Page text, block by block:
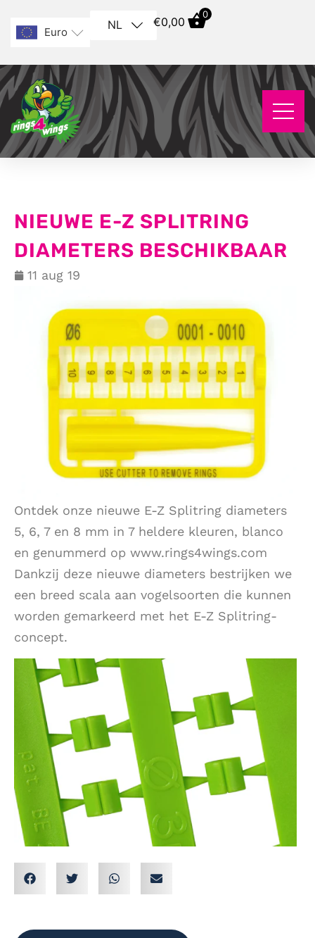
Euro
NL €0,00
0
NIEUWE E-Z SPLITRING
DIAMETERS BESCHIKBAAR
11 aug 19
Ontdek onze nieuwe E-Z Splitring diameters
5, 6, 7 en 8 mm in 7 heldere kleuren, blanco
en genummerd op www.rings4wings.com
Dankzij deze nieuwe diameters bestrijken we
een breed scala aan vogelsoorten die kunnen
worden gemarkeerd met het E-Z Splitring-
concept.